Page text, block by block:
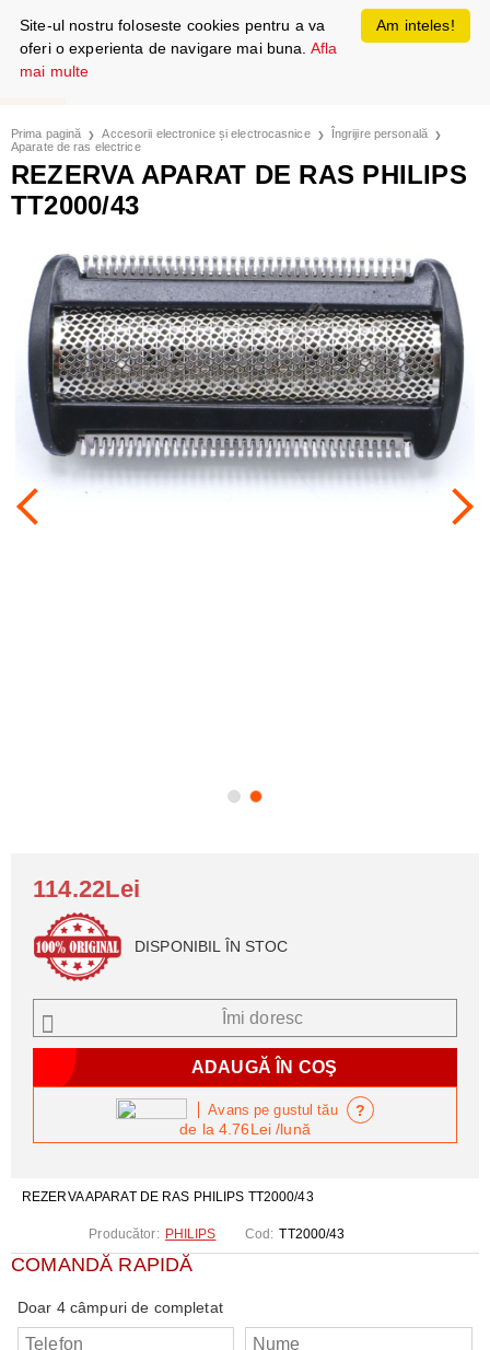
Prima pagină Accesorii electronice și electrocasnice
Îngrijire personală
Aparate de ras electrice
REZERVA APARAT DE RAS PHILIPS
TT2000/43
REZERVA APARAT DE RAS PHILIPS TT2000/43
Producător: PHILIPS Cod: TT2000/43
COMANDĂ RAPIDĂ
Doar 4 câmpuri de completat
114.22Lei
DISPONIBIL ÎN STOC
Îmi doresc
de la 4.76Lei/lună
Avans pe gustul tău ?
Am inteles!
Site-ul nostru foloseste cookies pentru a va
oferi o experienta de navigare mai buna. Afla
mai multe